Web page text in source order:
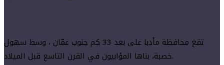
تقع محافظة مأدبا على بعد 33 كم جنوب عمّان ، وسط سهول
خصبة، بناها المؤابيون في القرن التاسع قبل الميلاد.